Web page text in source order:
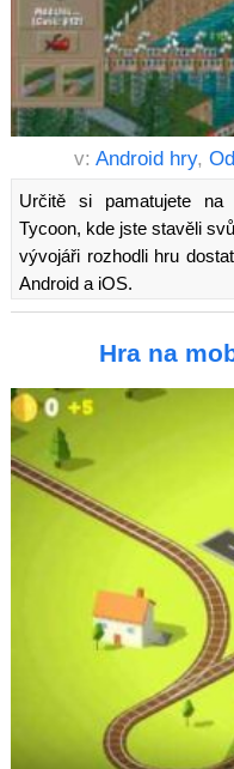
v: Android hry,
Určitě si pamatujete na
Tycoon, kde jste stavěli
vývojáři rozhodli hru
Android a iOS.
Hra na